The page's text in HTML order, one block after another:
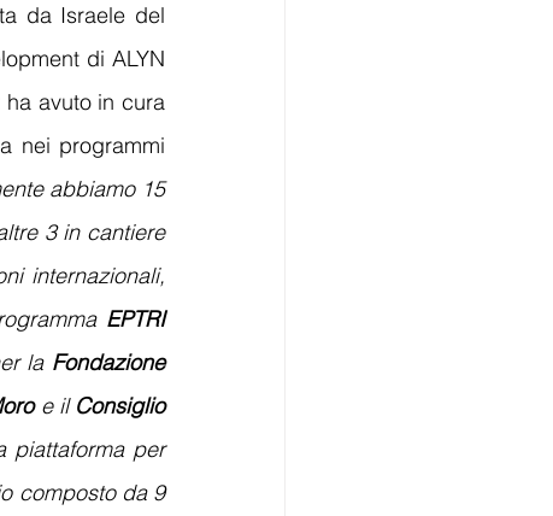
da Israele del
di ALYN
ha avuto in cura
nei programmi
abbiamo 15
3 in cantiere
internazionali,
EPTRI
la Fondazione
e il Consiglio
piattaforma per
composto da 9